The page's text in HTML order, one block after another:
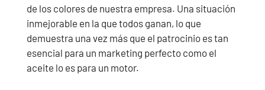
de los colores de nuestra empresa. Una situación
inmejorable en la que todos ganan, lo que
demuestra una vez más que el patrocinio es tan
esencial para un marketing perfecto como el
aceite lo es para un motor.